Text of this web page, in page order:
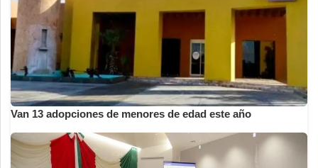
Van 13 adopciones de menores de edad este año